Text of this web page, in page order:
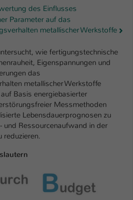
des Einflusses
Parameter auf das
metallischer Werkstoffe
wie fertigungstechnische
Eigenspannungen und
das
metallischer Werkstoffe
Basis energiebasierter
Messmethoden
Lebensdauerprognosen zu
und Ressourcenaufwand in der
reduzieren.